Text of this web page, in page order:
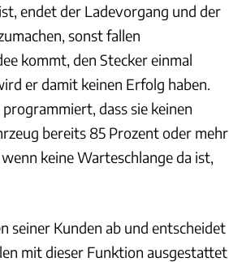
endet der Ladevorgang und der
sonst fallen
kommt, den Stecker einmal
er damit keinen Erfolg haben.
dass sie keinen
bereits 85 Prozent oder mehr
keine Warteschlange da ist,
seiner Kunden ab und entscheidet
mit dieser Funktion ausgestattet